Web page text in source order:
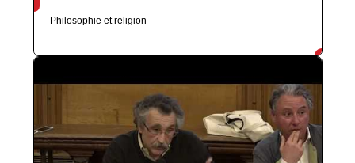
Philosophie et religion